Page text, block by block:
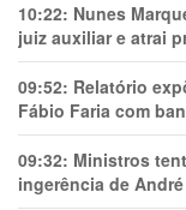
10:22: Nunes
juiz auxiliar e atrai
09:52: Relatório
Fábio Faria com
09:32: Ministros
ingerência de